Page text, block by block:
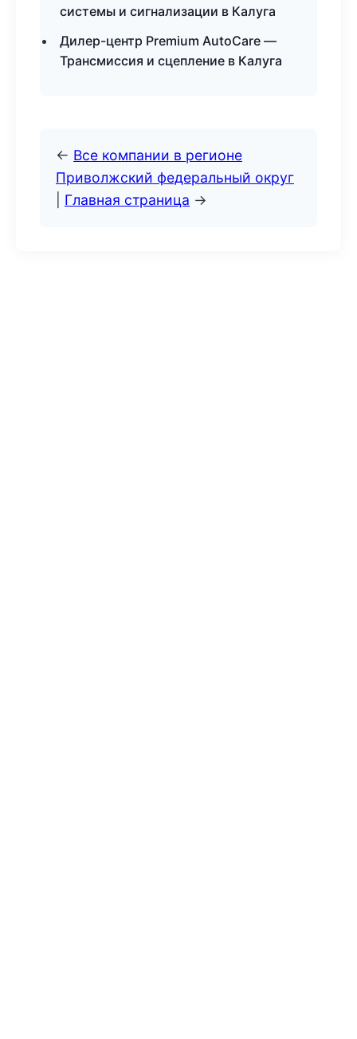
системы и сигнализации в Калуга
Дилер-центр Premium AutoCare —
Трансмиссия и сцепление в Калуга
← Все компании в регионе
Приволжский федеральный округ
Главная страница →